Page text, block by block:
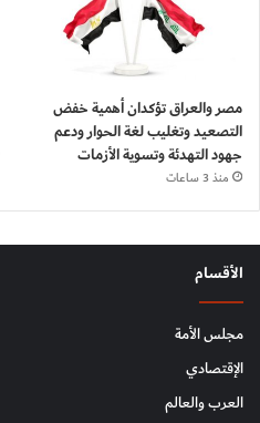
مصر والعراق تؤكدان أهمية خفض
التصعيد وتغليب لغة الحوار ودعم
جهود التهدئة وتسوية الأزمات
منذ 3 ساعات
الأقسام
مجلس الأمة
الإقتصادي
العرب والعالم